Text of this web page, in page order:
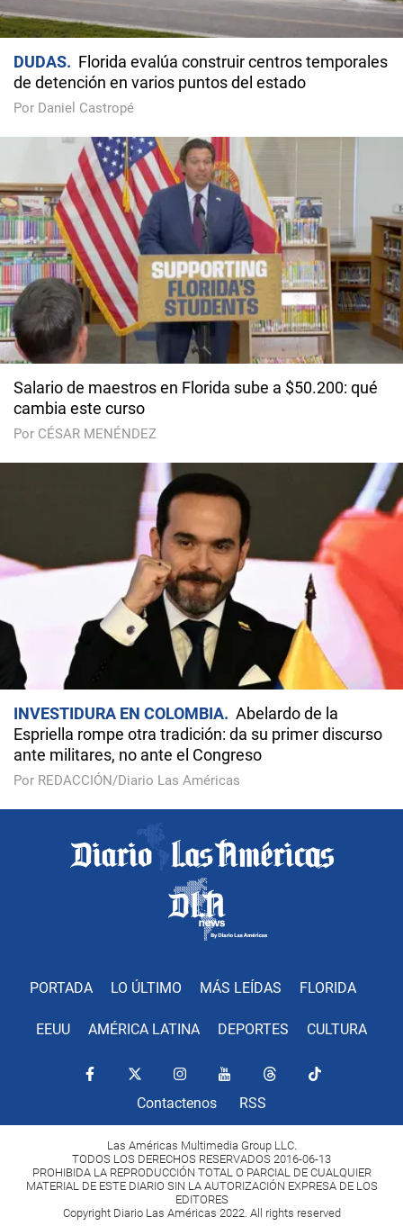
DUDAS
Florida evalúa construir centros temporales
de detención en varios puntos del estado
Por Daniel Castropé
Salario de maestros en Florida sube a $50.200: qué
cambia este curso
Por CÉSAR MENÉNDEZ
INVESTIDURA EN COLOMBIA
Abelardo de la
Espriella rompe otra tradición: da su primer discurso
ante militares, no ante el Congreso
Por REDACCIÓN/Diario Las Américas
PORTADA LO ÚLTIMO MÁS LEÍDAS FLORIDA
EEUU AMÉRICA LATINA DEPORTES CULTURA
Contactenos RSS
Las Américas Multimedia Group LLC.
TODOS LOS DERECHOS RESERVADOS 2016-06-13
PROHIBIDA LA REPRODUCCIÓN TOTAL O PARCIAL DE CUALQUIER
MATERIAL DE ESTE DIARIO SIN LA AUTORIZACIÓN EXPRESA DE LOS
EDITORES
Copyright Diario Las Américas 2022. All rights reserved